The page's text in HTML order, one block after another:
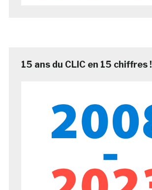
15 ans du CLIC en 15 chiffres !